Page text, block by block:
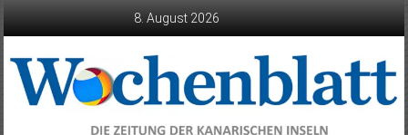
8. August 2026